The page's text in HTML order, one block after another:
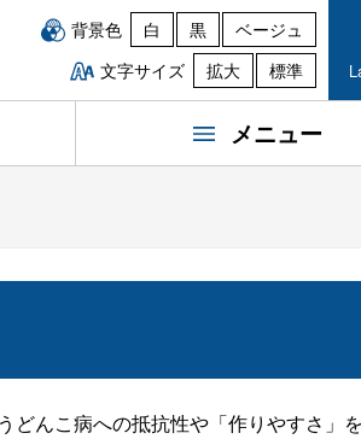
背景色 白 黒
ベージュ
文字サイズ
拡大 標準
メニュー
どんこ病への抵抗性や「作りやすさ」